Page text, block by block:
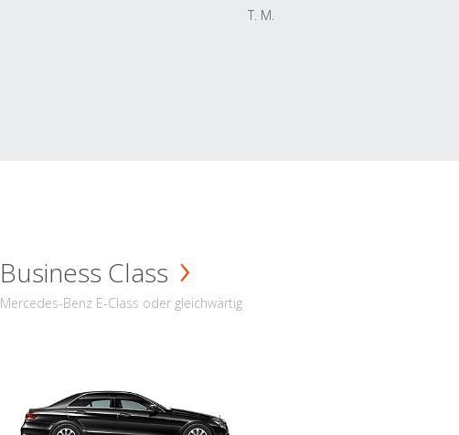
T. M.
Business Class
Mercedes-Benz E-Class oder gleichwärtig